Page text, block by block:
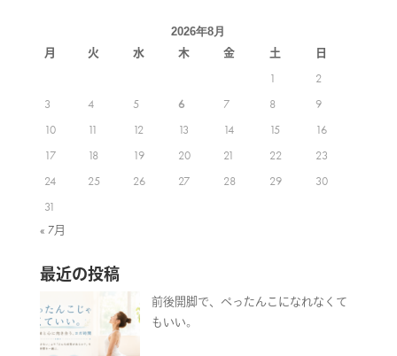
2026年8月
月 火 水 木 金 土
日
1
2
3
4 5 6 7 8
9
10
11 12 13 14 15
16
17
18 19 20 21 22
23
24
25 26 27 28 29
30
31
« 7月
最近の投稿
前後開脚で、ぺったんこになれなくて
もいい。